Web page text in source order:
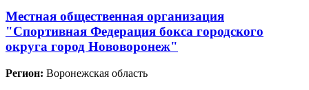
Местная общественная организация
"Спортивная Федерация бокса городского
округа город Нововоронеж"
Регион: Воронежская область